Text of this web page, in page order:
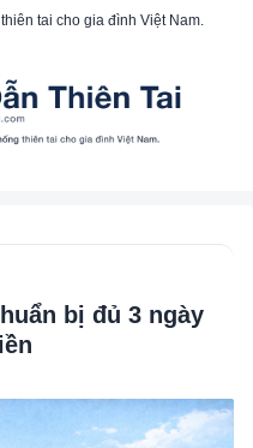
tai cho gia đình Việt Nam.
bị đủ 3 ngày